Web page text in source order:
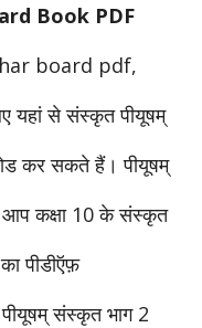
Book PDF
board pdf,
यहां से संस्कृत पीयूषम्
कर सकते हैं। पीयूषम्
कक्षा 10 के संस्कृत
पीडीऍफ़
संस्कृत भाग 2